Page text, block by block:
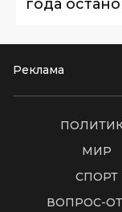
года
Реклама
МИР
СПОРТ
ВОПРОС-